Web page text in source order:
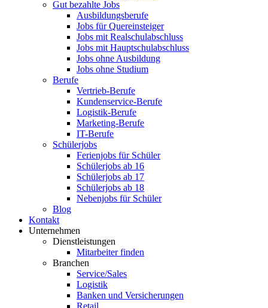
Gut bezahlte Jobs
Ausbildungsberufe
Jobs für Quereinsteiger
Jobs mit Realschulabschluss
Jobs mit Hauptschulabschluss
Jobs ohne Ausbildung
Jobs ohne Studium
Berufe
Vertrieb-Berufe
Kundenservice-Berufe
Logistik-Berufe
Marketing-Berufe
IT-Berufe
Schülerjobs
Ferienjobs für Schüler
Schülerjobs ab 16
Schülerjobs ab 17
Schülerjobs ab 18
Nebenjobs für Schüler
Blog
Kontakt
Unternehmen
Dienstleistungen
Mitarbeiter finden
Branchen
Service/Sales
Logistik
Banken und Versicherungen
Retail